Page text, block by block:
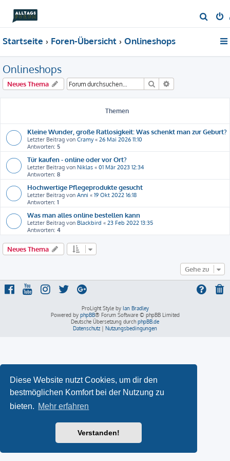
Diese Website nutzt Cookies, um dir den
bestmöglichen Komfort bei der Nutzung zu
bieten. Mehr erfahren
Verstanden!
u
Startseite Foren-Übersicht Onlineshops
Onlineshops
Neues Thema Suche
Themen
Kleine Wunder, große Ratlosigkeit: Was schenkt man zur Geburt?
Letzter Beitrag von Cramy« 26 Mai 2026 11:10
Antworten: 5
Tür kaufen - online oder vor Ort?
Letzter Beitrag von Niklas « 01 Mär 2023 12:34
Antworten: 8
Hochwertige Pflegeprodukte gesucht
Letzter Beitrag von Anni « 19 Okt 2022 16:18
Antworten: 1
Was man alles online bestellen kann
Letzter Beitrag von Blackbird « 23 Feb 2022 13:35
Antworten: 4
Neues Thema
Gehe zu
ProLight Style by Ian Bradley
Powered by phpBB® Forum Software © phpBB Limited
Deutsche Übersetzung durch phpBB.de
Datenschutz | Nutzungsbedingungen